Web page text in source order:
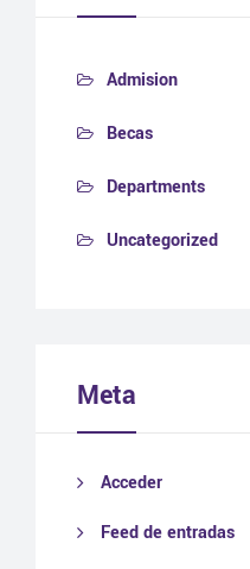
Admision
Becas
Departments
Uncategorized
Meta
Acceder
Feed de entradas